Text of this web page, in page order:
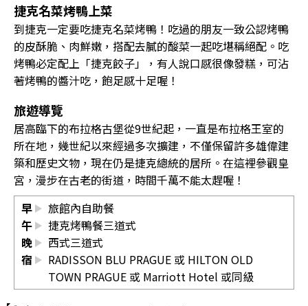
捷克名菜烤鴨上菜
到捷克一定要吃捷克名菜烤鴨！吃過的朋友一致公認烤鴨
的皮酥脆、肉鮮嫩，搭配去膩的酸菜一起吃堪稱絕配。吃
烤鴨必定配上「捷克餃子」，有人說口感很像發糕，可沾
著烤鴨的醬汁吃，飽足感十足喔！
旅遊導覽
居高臨下的布拉格古堡從9世紀起，一直是布拉格王室的
所在地，幾世紀以來經過多次擴建，不僅保留許多雄偉建
築和歷史文物，現在仍是捷克總統的居所。在這裡參觀皇
宮，漫步在古老的街道，時間千萬不能太趕喔！
早
旅館內自助餐
午
捷克烤鴨餐三道式
晚
西式三道式
宿
RADISSON BLU PRAGUE 或 HILTON OLD
TOWN PRAGUE 或 Marriott Hotel 或同級